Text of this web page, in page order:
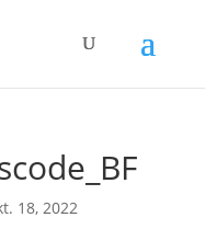
18, 2022